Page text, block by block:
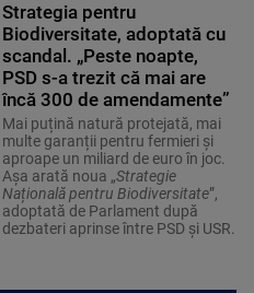
Strategia pentru
Biodiversitate, adoptată cu
scandal. „Peste noapte,
PSD s-a trezit că mai are
încă 300 de amendamente”
Mai puțină natură protejată, mai
multe garanții pentru fermieri și
aproape un miliard de euro în joc.
Așa arată noua „Strategie
Națională pentru Biodiversitate”,
adoptată de Parlament după
dezbateri aprinse între PSD și USR.